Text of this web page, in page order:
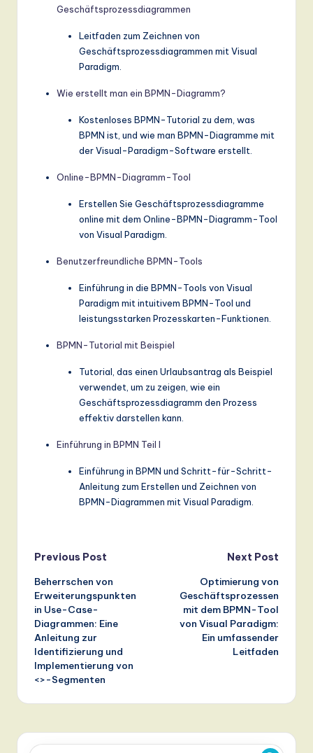
Geschäftsprozessdiagrammen
Leitfaden zum Zeichnen von
Geschäftsprozessdiagrammen mit Visual
Paradigm.
Wie erstellt man ein BPMN-Diagramm?
Kostenloses BPMN-Tutorial zu dem, was
BPMN ist, und wie man BPMN-Diagramme mit
der Visual-Paradigm-Software erstellt.
Online-BPMN-Diagramm-Tool
Erstellen Sie Geschäftsprozessdiagramme
online mit dem Online-BPMN-Diagramm-Tool
von Visual Paradigm.
Benutzerfreundliche BPMN-Tools
Einführung in die BPMN-Tools von Visual
Paradigm mit intuitivem BPMN-Tool und
leistungsstarken Prozesskarten-Funktionen.
BPMN-Tutorial mit Beispiel
Tutorial, das einen Urlaubsantrag als Beispiel
verwendet, um zu zeigen, wie ein
Geschäftsprozessdiagramm den Prozess
effektiv darstellen kann.
Einführung in BPMN Teil I
Einführung in BPMN und Schritt-für-Schritt-
Anleitung zum Erstellen und Zeichnen von
BPMN-Diagrammen mit Visual Paradigm.
Post
navigation
Previous Post
Beherrschen von
Erweiterungspunkten
in Use-Case-
Diagrammen: Eine
Anleitung zur
Identifizierung und
Implementierung von
<>-Segmenten
Next Post
Optimierung von
Geschäftsprozessen
mit dem BPMN-Tool
von Visual Paradigm:
Ein umfassender
Leitfaden